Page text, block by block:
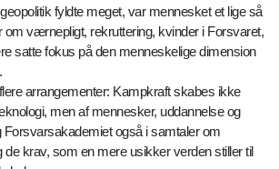
fyldte meget, var mennesket et lige så
om værnepligt, rekruttering, kvinder i Forsvaret,
satte fokus på den menneskelige dimension
arrangementer: Kampkraft skabes ikke
men af mennesker, uddannelse og
Forsvarsakademiet også i samtaler om
de krav, som en mere usikker verden stiller til